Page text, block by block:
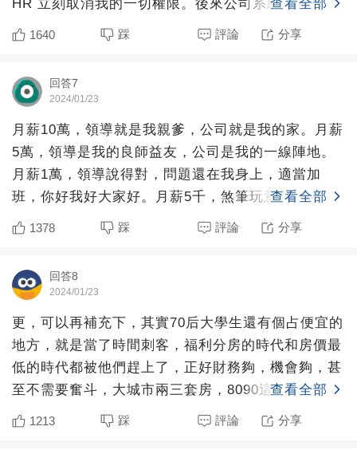
HR 立刻取消我的一切權限。後來公司系統崩潰，他
才急沖沖打電
查看全部
1640 踩 評論 分享
回答7
2024/01/23
月薪10萬，領導就是我親爹，公司就是我的家。月薪
5萬，領導是我的良師益友，公司是我的一線陣地。
月薪1萬，領導說得對，問題還在我身上，適當加
班，你好我好大家好。月薪5千，煞筆玩意天天開
會，豬鼻子插大蔥裝
查看全部
1378 踩 評論 分享
回答8
2024/01/23
更，可以再補充下，其實70后大學生還有個占便宜的
地方，就是當了時間刺客，福利分房的時代和房價最
低的時代都被他們趕上了，正好財務夠，機會夠，甚
至不需要奮斗，大城市兩三套房，8090這輩子趕不上
了。我很欣
查看全部
1213 踩 評論 分享